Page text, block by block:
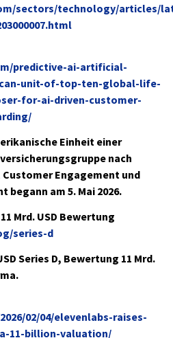
sectors/technology/articles/
predictive-ai-artificial-
unit-of-top-ten-global-life-
for-ai-driven-customer-
Einheit einer
nach
Engagement und
begann am 5. Mai 2026.
Mrd. USD Bewertung
series-d
Series D, Bewertung 11 Mrd.
02/04/elevenlabs-raises-
11-billion-valuation/